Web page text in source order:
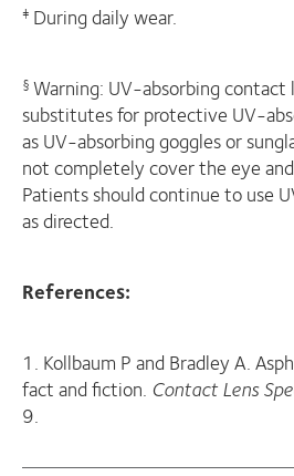
‡ During daily wear.
§ Warning: UV-absorbing contact
substitutes for protective UV-
as UV-absorbing goggles or
not completely cover the eye
Patients should continue to use
as directed.
References:
1. Kollbaum P and Bradley A.
fact and fiction. Contact Lens
9.